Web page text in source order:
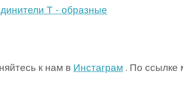
Т - образные
к нам в Инстаграм . По ссылке